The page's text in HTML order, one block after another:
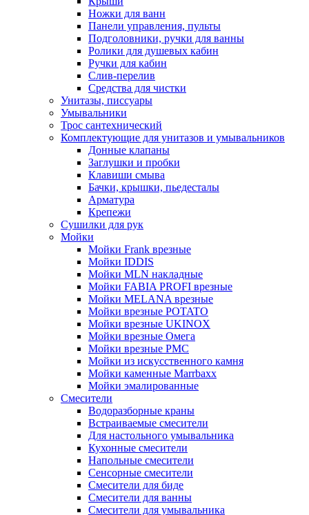
Ножки для ванн
Панели управления, пульты
Подголовники, ручки для ванны
Ролики для душевых кабин
Ручки для кабин
Слив-перелив
Средства для чистки
Унитазы, писсуары
Умывальники
Трос сантехнический
Комплектующие для унитазов и умывальников
Донные клапаны
Заглушки и пробки
Клавиши смыва
Бачки, крышки, пьедесталы
Арматура
Крепежи
Сушилки для рук
Мойки
Мойки Frank врезные
Мойки IDDIS
Мойки MLN накладные
Мойки FABIA PROFI врезные
Мойки MELANA врезные
Мойки врезные POTATO
Мойки врезные UKINOX
Мойки врезные Омега
Мойки врезные РМС
Мойки из искусственного камня
Мойки каменные Marrbaxx
Мойки эмалированные
Смесители
Водоразборные краны
Встраиваемые смесители
Для настольного умывальника
Кухонные смесители
Напольные смесители
Сенсорные смесители
Смесители для биде
Смесители для ванны
Смесители для умывальника